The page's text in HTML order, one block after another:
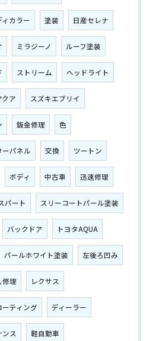
ィカラー 塗装 日産セレナ
ミラジーノ ルーフ塗装
ストリーム ヘッドライト
クア スズキエブリイ
鈑金修理 色
ーパネル 交換 ツートン
ボディ 中古車 迅速修理
パート スリーコートパール塗装
バックドア トヨタAQUA
パールホワイト塗装 左後ろ凹み
修理 レクサス
ーティング ディーラー
ンス 軽自動車